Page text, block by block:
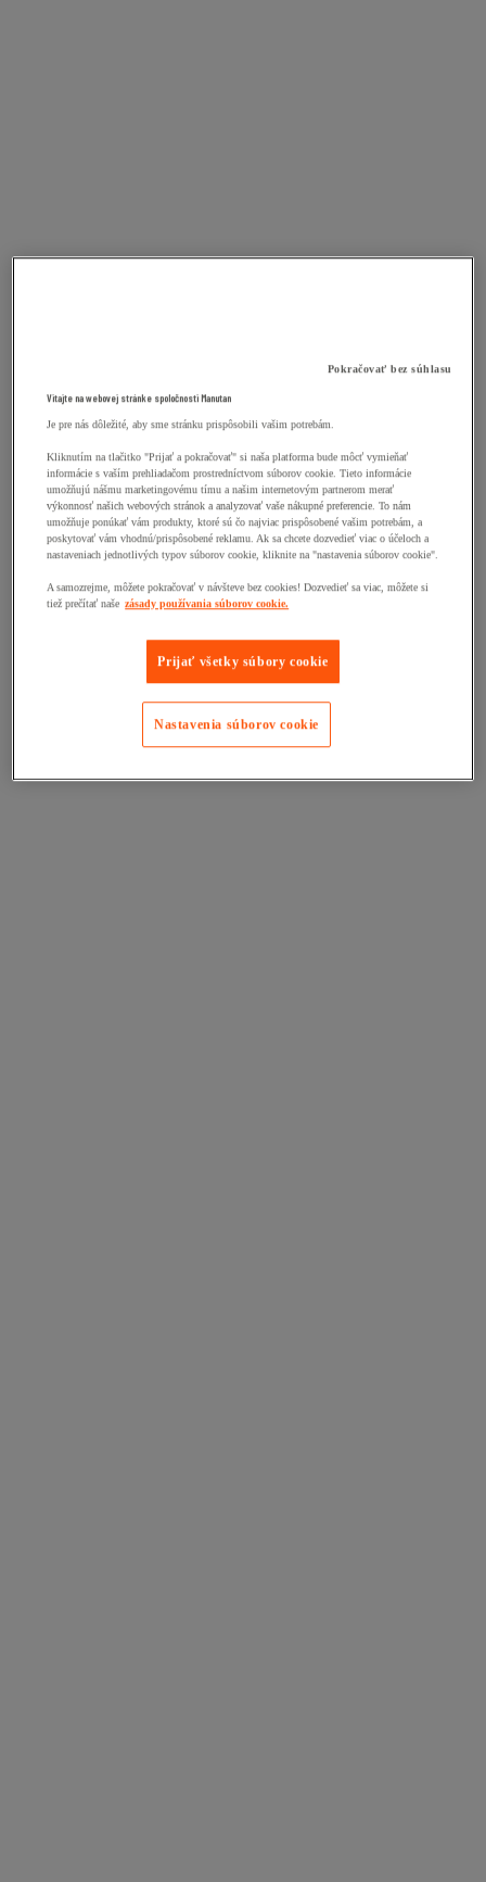
Pokračovať bez súhlasu
Vitajte na webovej stránke spoločnosti Manutan
Je pre nás dôležité, aby sme stránku prispôsobili vašim potrebám.
Kliknutím na tlačitko "Prijať a pokračovať" si naša platforma bude môcť vymieňať
informácie s vaším prehliadačom prostredníctvom súborov cookie. Tieto informácie
umožňujú nášmu marketingovému tímu a našim internetovým partnerom merať
výkonnosť našich webových stránok a analyzovať vaše nákupné preferencie. To nám
umožňuje ponúkať vám produkty, ktoré sú čo najviac prispôsobené vašim potrebám, a
poskytovať vám vhodnú/prispôsobené reklamu. Ak sa chcete dozvedieť viac o účeloch a
nastaveniach jednotlivých typov súborov cookie, kliknite na "nastavenia súborov cookie".
A samozrejme, môžete pokračovať v návšteve bez cookies! Dozvedieť sa viac, môžete si
tiež prečítať naše zásady používania súborov cookie.
Prijať všetky súbory cookie
Nastavenia súborov cookie